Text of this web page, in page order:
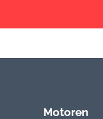
Motoren